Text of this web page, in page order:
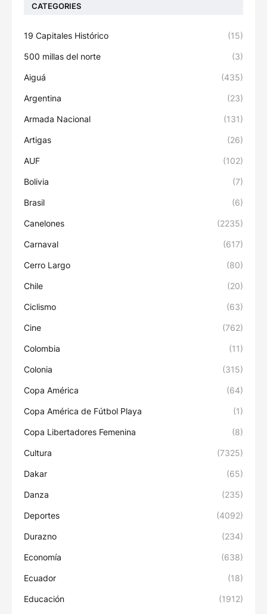
CATEGORIES
19 Capitales Histórico (15)
500 millas del norte (3)
Aiguá (435)
Argentina (23)
Armada Nacional (131)
Artigas (26)
AUF (102)
Bolivia (7)
Brasil (6)
Canelones (2235)
Carnaval (617)
Cerro Largo (80)
Chile (20)
Ciclismo (63)
Cine (762)
Colombia (11)
Colonia (315)
Copa América (64)
Copa América de Fútbol Playa (1)
Copa Libertadores Femenina (8)
Cultura (7325)
Dakar (65)
Danza (235)
Deportes (4092)
Durazno (234)
Economía (638)
Ecuador (18)
Educación (1912)